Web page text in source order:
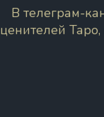
В телеграм-
ценителей